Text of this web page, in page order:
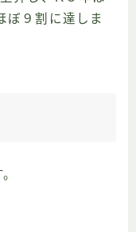
ぼ９割に達しま